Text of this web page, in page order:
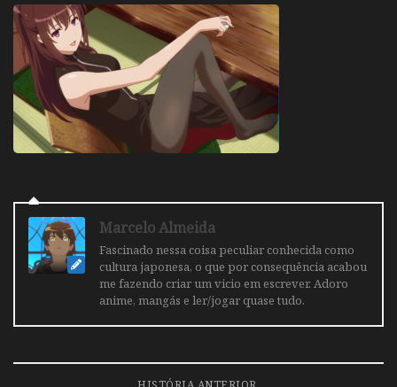
Marcelo Almeida
Fascinado nessa coisa peculiar conhecida como
cultura japonesa, o que por consequência acabou
me fazendo criar um vicio em escrever. Adoro
anime, mangás e ler/jogar quase tudo.